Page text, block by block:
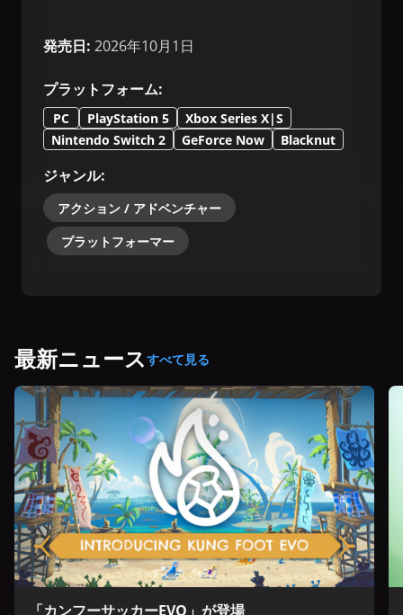
発売日: 2026年10月1日
プラットフォーム:
PC PlayStation 5
Xbox Series X|S
Nintendo Switch 2
GeForce Now Blacknut
ジャンル:
アクション / アドベンチャー
プラットフォーマー
最新ニュースすべて見る
「カンフーサッカーEVO」が登場